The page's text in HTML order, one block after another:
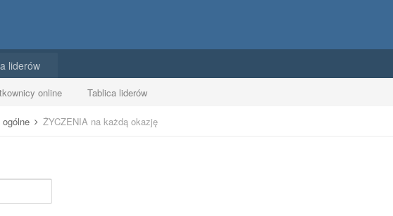
online Tablica liderów
liderów
ŻYCZENIA na każdą okazję